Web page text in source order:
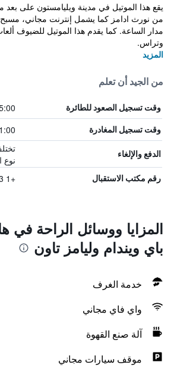
يقع هذا الموتيل في مدينة ويليامستون على بعد
من نورث ادامز كما يشمل إنترنت مجاني،
مدار الساعة. كما يقدم هذا الموتيل للضيوف
وتراس.
المزيد
من الجيد أن تعلم
وقت تسجيل الصعود للطائرة
وقت تسجيل المغادرة
الدفع والإلغاء
نوع
رقم مكتب الاستقبال +1 413 458 8158
المزايا ووسائل الراحة في
باي ويندام وليامز تاون
خدمة الغرف
واي فاي مجاني
آلة صنع القهوة
موقف سيارات مجاني